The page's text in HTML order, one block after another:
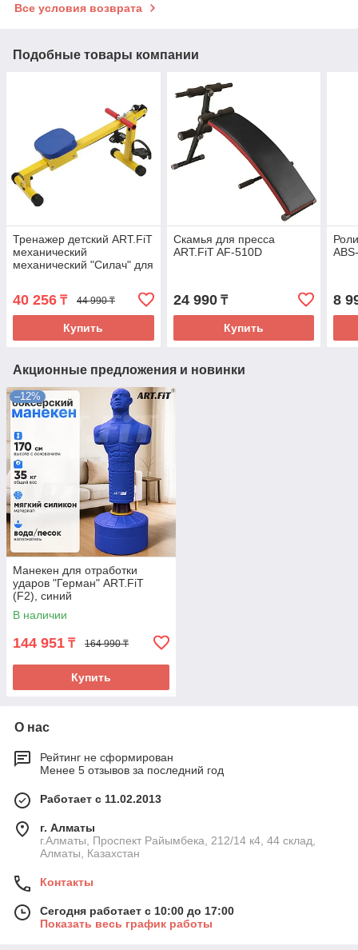
Все условия возврата
Подобные товары компании
Тренажер детский ART.FiT
механический
механический "Силач" для
40 256 ₸ 44 990 ₸
Купить
Скамья для пресса
ART.FiT AF-510D
24 990₸
Купить
8
Акционные предложения и новинки
–12%
Манекен для отработки
ударов "Герман" ART.FiT
(F2), синий
В наличии
144 951 ₸ 164 990 ₸
Купить
О нас
Рейтинг не сформирован
Менее 5 отзывов за последний год
Работает с 11.02.2013
г. Алматы
г.Алматы, Проспект Райымбека, 212/14 к4, 44 склад,
Алматы, Казахстан
Контакты
Сегодня работает с 10:00 до 17:00
Показать весь график работы